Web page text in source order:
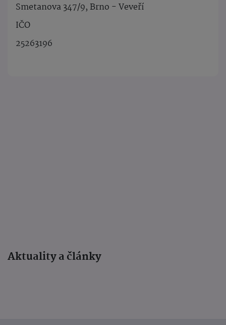
Smetanova 347/9, Brno - Veveří
IČO
25263196
Aktuality a články